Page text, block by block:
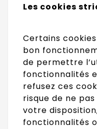
Les cookies
Certains
bon
de permettre
fonctionnalités
refusez ces
risque de ne
votre
fonctionnalités